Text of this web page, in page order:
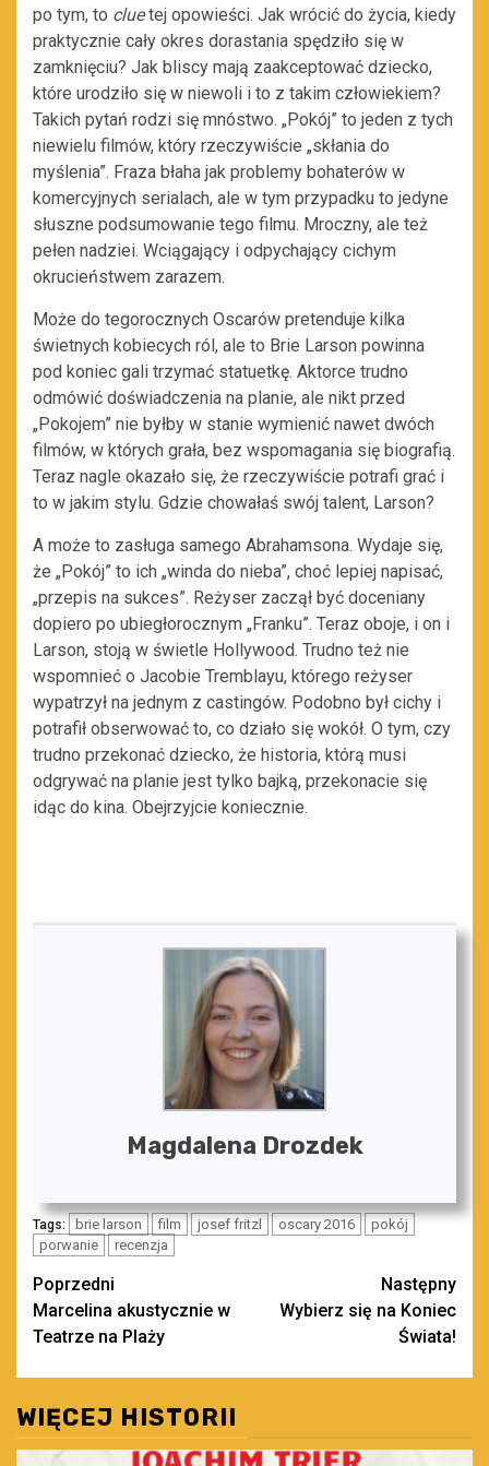
po tym, to cluetej opowieści. Jak wrócić do życia, kiedy
praktycznie cały okres dorastania spędziło się w
zamknięciu? Jak bliscy mają zaakceptować dziecko,
które urodziło się w niewoli i to z takim człowiekiem?
Takich pytań rodzi się mnóstwo. „Pokój” to jeden z tych
niewielu filmów, który rzeczywiście „skłania do
myślenia”. Fraza błaha jak problemy bohaterów w
komercyjnych serialach, ale w tym przypadku to jedyne
słuszne podsumowanie tego filmu. Mroczny, ale też
pełen nadziei. Wciągający i odpychający cichym
okrucieństwem zarazem.
Może do tegorocznych Oscarów pretenduje kilka
świetnych kobiecych ról, ale to Brie Larson powinna
pod koniec gali trzymać statuetkę. Aktorce trudno
odmówić doświadczenia na planie, ale nikt przed
„Pokojem” nie byłby w stanie wymienić nawet dwóch
filmów, w których grała, bez wspomagania się biografią.
Teraz nagle okazało się, że rzeczywiście potrafi grać i
to w jakim stylu. Gdzie chowałaś swój talent, Larson?
A może to zasługa samego Abrahamsona. Wydaje się,
że „Pokój” to ich „winda do nieba”, choć lepiej napisać,
„przepis na sukces”. Reżyser zaczął być doceniany
dopiero po ubiegłorocznym „Franku”. Teraz oboje, i on i
Larson, stoją w świetle Hollywood. Trudno też nie
wspomnieć o Jacobie Tremblayu, którego reżyser
wypatrzył na jednym z castingów. Podobno był cichy i
potrafił obserwować to, co działo się wokół. O tym, czy
trudno przekonać dziecko, że historia, którą musi
odgrywać na planie jest tylko bajką, przekonacie się
idąc do kina. Obejrzyjcie koniecznie.
Magdalena Drozdek
Tags: brie larson film josef fritzl oscary 2016
pokój
porwanie
recenzja
Zobacz
wpisy
Poprzedni
Marcelina akustycznie w
Teatrze na Plaży
Następny
Wybierz się na Koniec
Świata!
WIĘCEJ HISTORII